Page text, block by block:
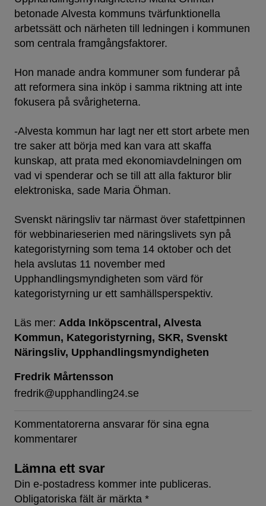
betonade Alvesta kommuns tvärfunktionella
arbetssätt och närheten till ledningen i kommunen
som centrala framgångsfaktorer.
Hon manade andra kommuner som funderar på
att reformera sina inköp i samma riktning att inte
fokusera på svårigheterna.
-Alvesta kommun har lagt ner ett stort arbete men
tre saker att börja med kan vara att skaffa
kunskap, att prata med ekonomiavdelningen om
vad vi spenderar och se till att alla fakturor blir
elektroniska, sade Maria Öhman.
Svenskt näringsliv tar närmast över stafettpinnen
för webbinarieserien med näringslivets syn på
kategoristyrning som tema 14 oktober och det
hela avslutas 11 november med
Upphandlingsmyndigheten som värd för
kategoristyrning ur ett samhällsperspektiv.
Läs mer: Adda Inköpscentral
Alvesta
Kommun Kategoristyrning SKR Svenskt
Näringsliv Upphandlingsmyndigheten
Fredrik Mårtensson
fredrik@upphandling24.se
Kommentatorerna ansvarar för sina egna
kommentarer
Lämna ett svar
Din e-postadress kommer inte publiceras.
Obligatoriska fält är märkta *